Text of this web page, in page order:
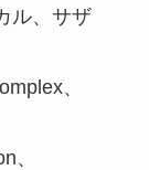
ル、サザ
、
、